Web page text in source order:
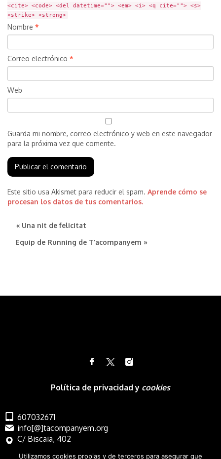
<cite> <code> <del datetime=""> <em> <i> <q cite=""> <s>
<strike> <strong>
Nombre *
Correo electrónico *
Web
Guarda mi nombre, correo electrónico y web en este navegador
para la próxima vez que comente.
Este sitio usa Akismet para reducir el spam. Aprende cómo se
procesan los datos de tus comentarios.
« Una nit de felicitat
Equip de Running de T’acompanyem »
Política de privacidad y cookies
607032671
info[@]tacompanyem.org
C/ Biscaia, 402
Utilizamos cookies propias y de terceros para asegurar que